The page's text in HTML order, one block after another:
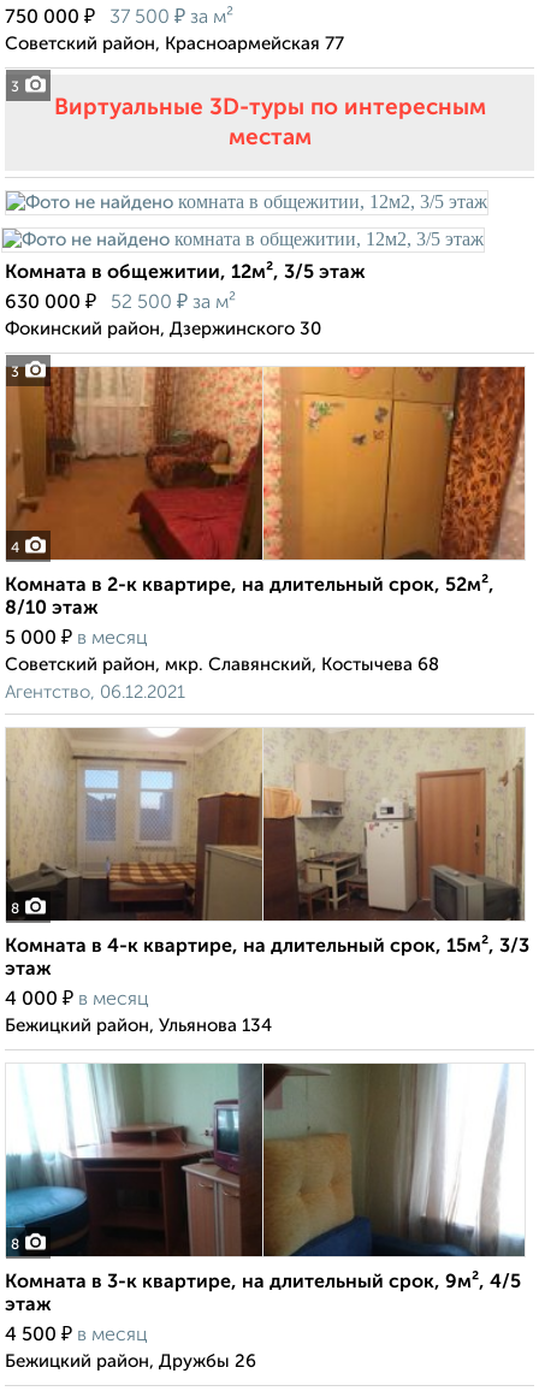
3
750 000 ₽ 37 500 ₽ за м²
Советский район, Красноармейская 77
Виртуальные 3D-туры по интересным
местам
3
Комната в общежитии, 12м², 3/5 этаж
630 000 ₽ 52 500 ₽ за м²
Фокинский район, Дзержинского 30
4
Комната в 2-к квартире, на длительный срок, 52м²,
8/10 этаж
5 000 ₽ в месяц
Советский район, мкр. Славянский, Костычева 68
Агентство, 06.12.2021
8
Комната в 4-к квартире, на длительный срок, 15м², 3/3
этаж
4 000 ₽ в месяц
Бежицкий район, Ульянова 134
8
Комната в 3-к квартире, на длительный срок, 9м², 4/5
этаж
4 500 ₽ в месяц
Бежицкий район, Дружбы 26